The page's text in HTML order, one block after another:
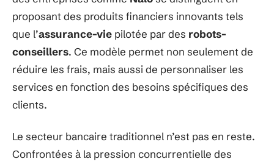
proposant des produits financiers innovants tels
que l’assurance-vie pilotée par des robots-
conseillers. Ce modèle permet non seulement de
réduire les frais, mais aussi de personnaliser les
services en fonction des besoins spécifiques des
clients.
Le secteur bancaire traditionnel n’est pas en reste.
Confrontées à la pression concurrentielle des